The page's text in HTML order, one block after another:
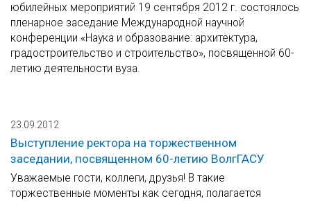
юбилейных мероприятий 19 сентября 2012 г. состоялось
пленарное заседание Международной научной
конференции «Наука и образование: архитектура,
градостроительство и строительство», посвященной 60-
летию деятельности вуза.
23.09.2012
Выступление ректора на торжественном
заседании, посвященном 60-летию ВолгГАСУ
Уважаемые гости, коллеги, друзья! В такие
торжественные моменты как сегодня, полагается